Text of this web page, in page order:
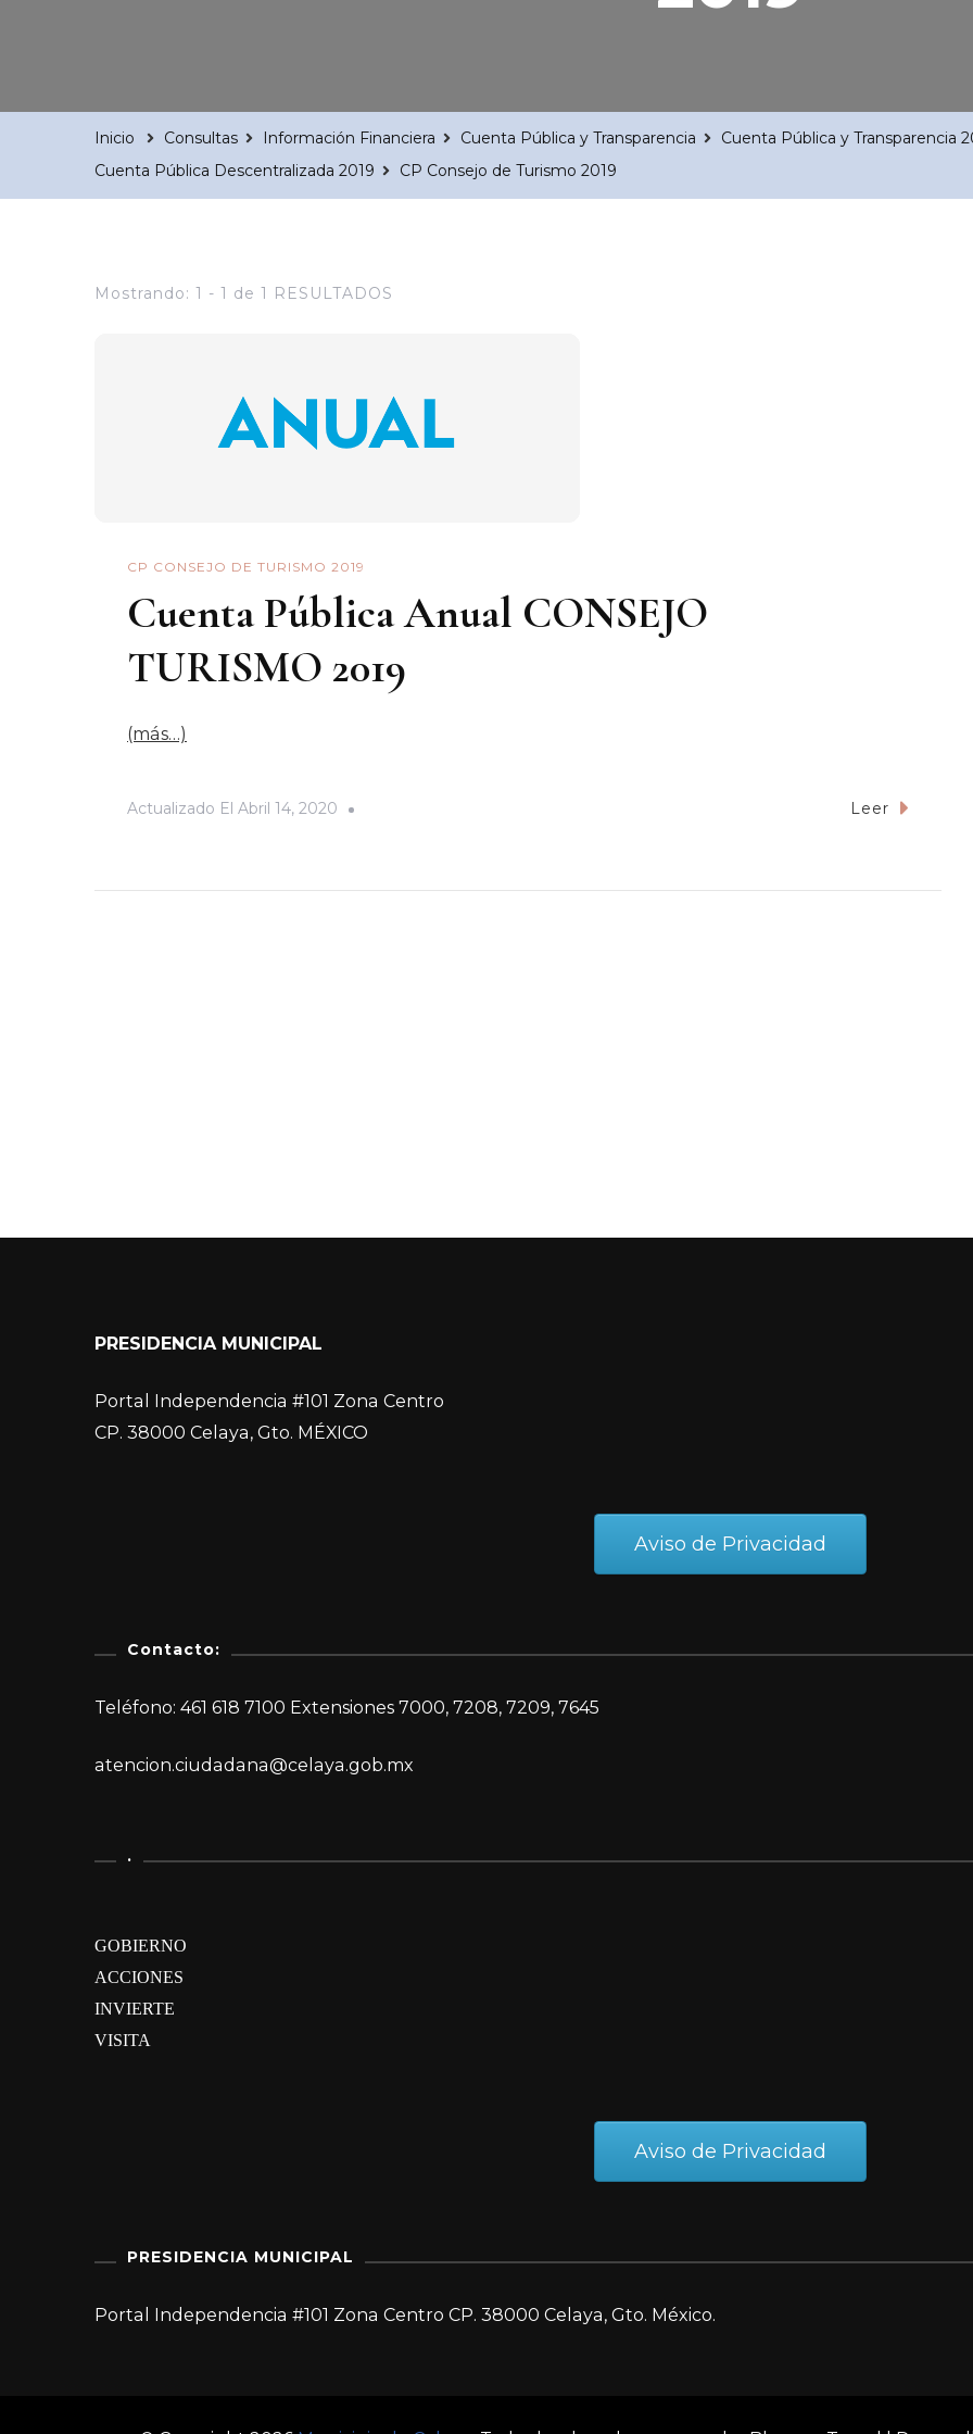
Inicio Consultas Información Financiera Cuenta Pública y Transparencia Cuenta Pública y Transparencia
Cuenta Pública Descentralizada 2019
CP Consejo de Turismo 2019
Mostrando: 1 - 1 de 1 RESULTADOS
CP CONSEJO DE TURISMO 2019
Cuenta Pública Anual CONSEJO
TURISMO 2019
(más…)
Actualizado El Abril 14, 2020 Leer
PRESIDENCIA MUNICIPAL
Portal Independencia #101 Zona Centro
CP. 38000 Celaya, Gto. MÉXICO
Aviso de Privacidad
Contacto:
Teléfono: 461 618 7100 Extensiones 7000, 7208, 7209, 7645
atencion.ciudadana@celaya.gob.mx
.
GOBIERNO
ACCIONES
INVIERTE
VISITA
Aviso de Privacidad
PRESIDENCIA MUNICIPAL
Portal Independencia #101 Zona Centro CP. 38000 Celaya, Gto. México.